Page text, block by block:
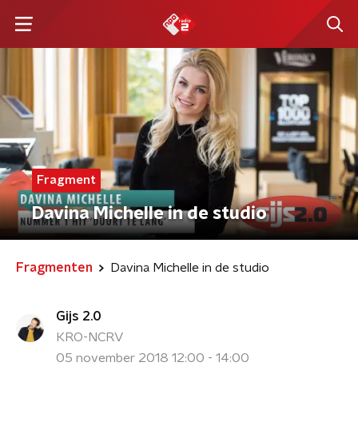
Fragment
Davina Michelle in de studio
Fragmenten Davina Michelle in de studio
Gijs 2.0
KRO-NCRV
05 november 2018 12:00 - 14:00